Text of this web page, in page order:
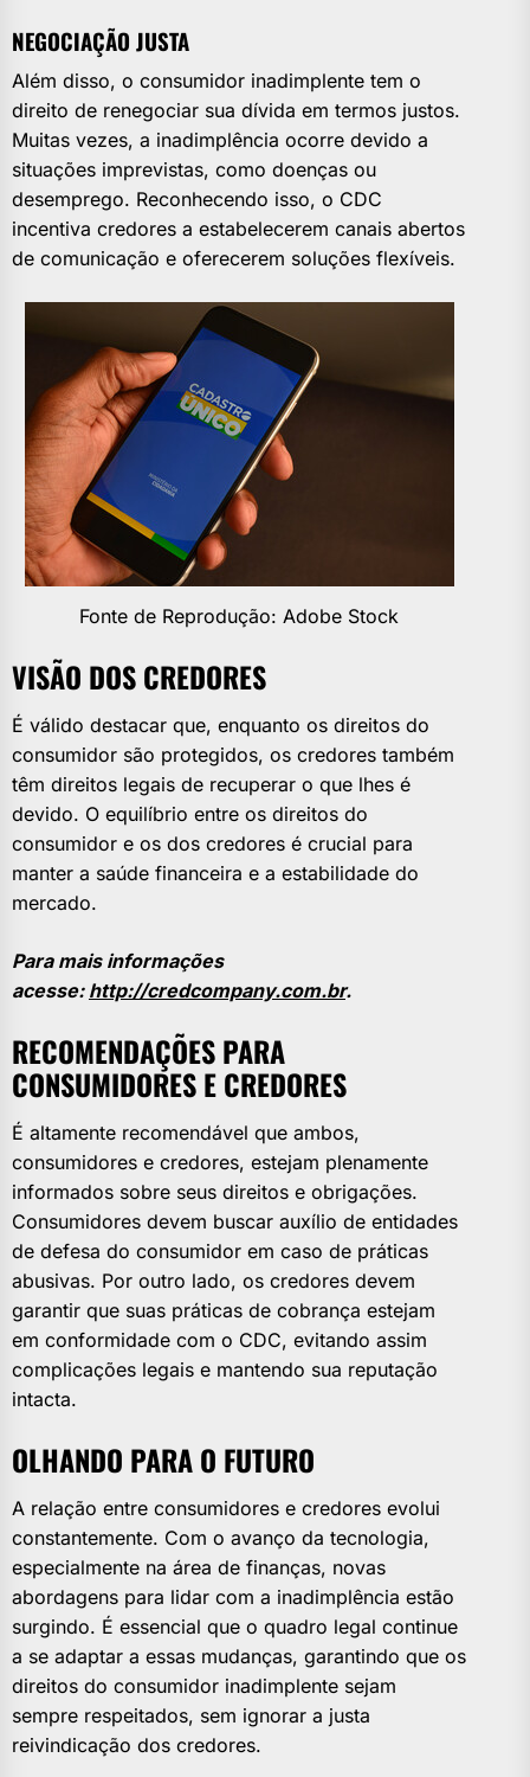
NEGOCIAÇÃO JUSTA
Além disso, o consumidor inadimplente tem o
direito de renegociar sua dívida em termos justos.
Muitas vezes, a inadimplência ocorre devido a
situações imprevistas, como doenças ou
desemprego. Reconhecendo isso, o CDC
incentiva credores a estabelecerem canais abertos
de comunicação e oferecerem soluções flexíveis.
Fonte de Reprodução: Adobe Stock
VISÃO DOS CREDORES
É válido destacar que, enquanto os direitos do
consumidor são protegidos, os credores também
têm direitos legais de recuperar o que lhes é
devido. O equilíbrio entre os direitos do
consumidor e os dos credores é crucial para
manter a saúde financeira e a estabilidade do
mercado.
Para mais informações
acesse: http://credcompany.com.br.
RECOMENDAÇÕES PARA
CONSUMIDORES E CREDORES
É altamente recomendável que ambos,
consumidores e credores, estejam plenamente
informados sobre seus direitos e obrigações.
Consumidores devem buscar auxílio de entidades
de defesa do consumidor em caso de práticas
abusivas. Por outro lado, os credores devem
garantir que suas práticas de cobrança estejam
em conformidade com o CDC, evitando assim
complicações legais e mantendo sua reputação
intacta.
OLHANDO PARA O FUTURO
A relação entre consumidores e credores evolui
constantemente. Com o avanço da tecnologia,
especialmente na área de finanças, novas
abordagens para lidar com a inadimplência estão
surgindo. É essencial que o quadro legal continue
a se adaptar a essas mudanças, garantindo que os
direitos do consumidor inadimplente sejam
sempre respeitados, sem ignorar a justa
reivindicação dos credores.